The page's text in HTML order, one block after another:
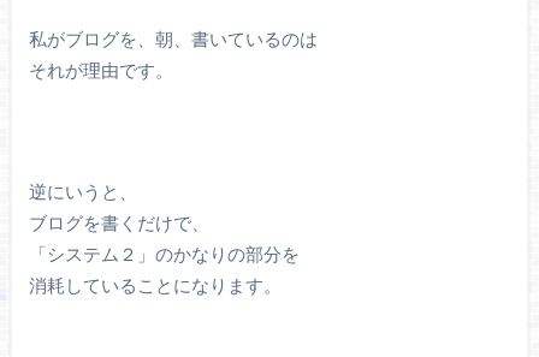
私がブログを、朝、書いているのは
それが理由です。
逆にいうと、
ブログを書くだけで、
「システム２」のかなりの部分を
消耗していることになります。